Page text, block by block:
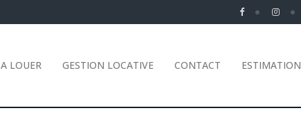
A LOUER GESTION LOCATIVE CONTACT ESTIMATION